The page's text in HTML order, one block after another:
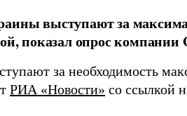
выступают за
показал опрос компании
за необходимость
РИА «Новости» со ссылкой